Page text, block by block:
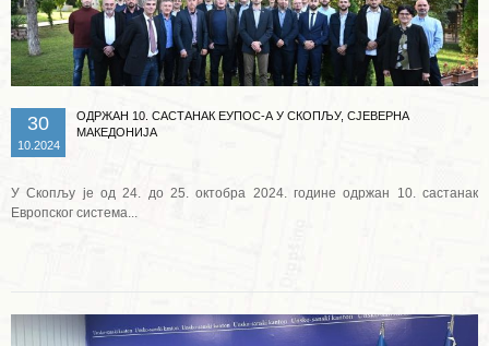
30
10.2024
ОДРЖАН 10. САСТАНАК ЕУПОС-А У СКОПЉУ, СЈЕВЕРНА
МАКЕДОНИЈА
У Скопљу је од 24. до 25. октобра 2024. године одржан 10. састанак
Европског система...